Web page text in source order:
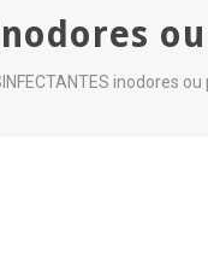
inodores
inodores